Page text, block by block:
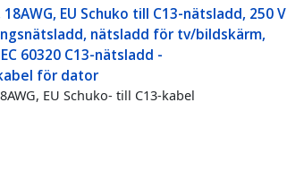
EU Schuko till C13-nätsladd, 250 V
nätsladd för tv/bildskärm,
60320 C13-nätsladd -
för dator
EU Schuko- till C13-kabel